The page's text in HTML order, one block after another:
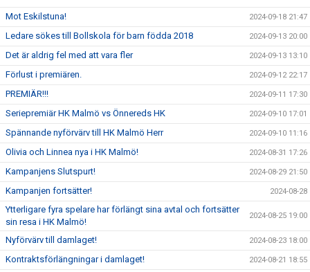
Mot Eskilstuna! 2024-09-18 21:47
Ledare sökes till Bollskola för barn födda 2018 2024-09-13 20:00
Det är aldrig fel med att vara fler 2024-09-13 13:10
Förlust i premiären. 2024-09-12 22:17
PREMIÄR!!! 2024-09-11 17:30
Seriepremiär HK Malmö vs Önnereds HK 2024-09-10 17:01
Spännande nyförvärv till HK Malmö Herr 2024-09-10 11:16
Olivia och Linnea nya i HK Malmö! 2024-08-31 17:26
Kampanjens Slutspurt! 2024-08-29 21:50
Kampanjen fortsätter! 2024-08-28
Ytterligare fyra spelare har förlängt sina avtal och fortsätter
sin resa i HK Malmö!
2024-08-25 19:00
Nyförvärv till damlaget! 2024-08-23 18:00
Kontraktsförlängningar i damlaget! 2024-08-21 18:55